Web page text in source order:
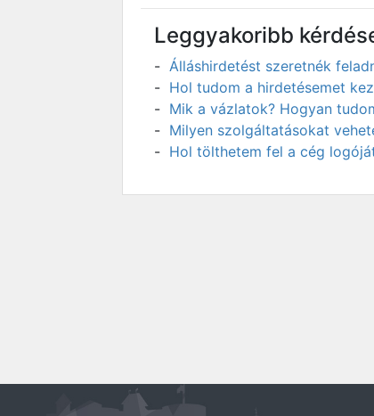
Leggyakoribb
Álláshirdetést szeretnék
Hol tudom a hirdetésemet
Mik a vázlatok? Hogyan
Milyen szolgáltatásokat
Hol tölthetem fel a cég